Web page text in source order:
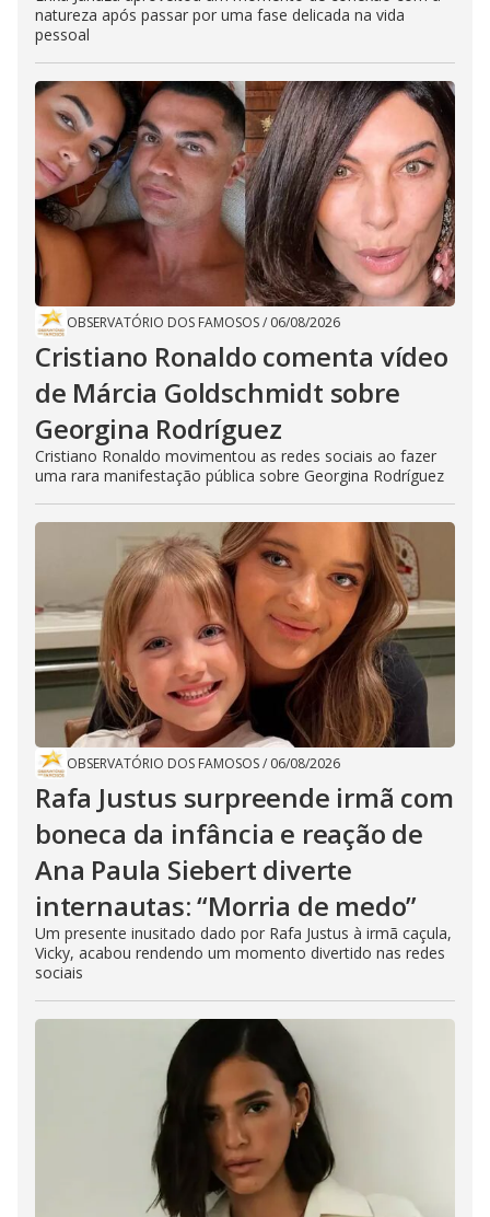
natureza após passar por uma fase delicada na vida
pessoal
OBSERVATÓRIO DOS FAMOSOS/ 06/08/2026
Cristiano Ronaldo comenta vídeo
de Márcia Goldschmidt sobre
Georgina Rodríguez
Cristiano Ronaldo movimentou as redes sociais ao fazer
uma rara manifestação pública sobre Georgina Rodríguez
OBSERVATÓRIO DOS FAMOSOS/ 06/08/2026
Rafa Justus surpreende irmã com
boneca da infância e reação de
Ana Paula Siebert diverte
internautas: “Morria de medo”
Um presente inusitado dado por Rafa Justus à irmã caçula,
Vicky, acabou rendendo um momento divertido nas redes
sociais